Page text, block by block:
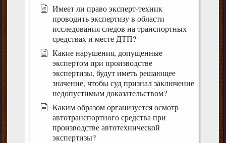
Имеет ли право эксперт-техник
проводить экспертизу в области
исследования следов на транспортных
средствах и месте ДТП?
Какие нарушения, допущенные
экспертом при производстве
экспертизы, будут иметь решающее
значение, чтобы суд признал заключение
недопустимым доказательством?
Каким образом организуется осмотр
автотранспортного средства при
производстве автотехнической
экспертизы?